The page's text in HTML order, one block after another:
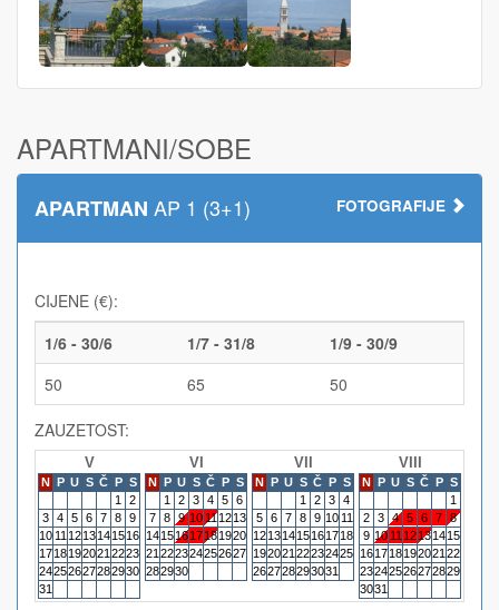
APARTMANI/SOBE
APARTMAN AP 1 (3+1) FOTOGRAFIJE
CIJENE (€):
1/6 - 30/6
1/7 - 31/8
1/9 - 30/9
50
65 50
ZAUZETOST:
V
N P U S Č P S
1
2
3 4 5 6 7 8 9
10 11 1213141516
1718192021 2223
24252627282930
31
VI
N P U S Č P S
1
2 3 4 5 6
7 8 9 10 11 1213
14151617181920
21 222324252627
282930
VII
N P U S Č P S
1
2 3 4
5 6 7 8 9 10 11
12131415161718
192021 22232425
262728293031
VIII
N P U S Č P S
1
2 3 4 5 6 7 8
9 10 11 12131415
161718192021 22
23242526272829
3031